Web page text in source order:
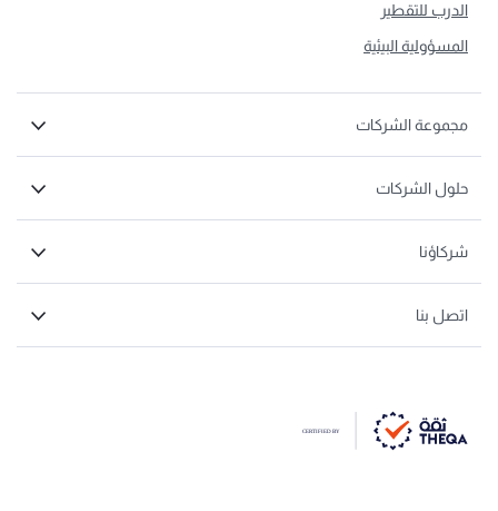
الدرب للتقطير
المسؤولية البيئية
مجموعة الشركات
حلول الشركات
شركاؤنا
اتصل بنا